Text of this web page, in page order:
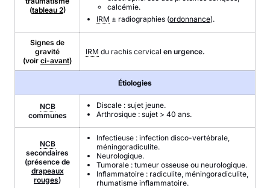
(tableau 2)
calcémie.
IRM ± radiographies (ordonnance).
Signes de
gravité
(voir ci-avant)
IRM du rachis cervical en urgence.
Étiologies
NCB
communes
Discale : sujet jeune.
Arthrosique : sujet > 40 ans.
NCB
secondaires
(présence de
drapeaux
rouges)
Infectieuse : infection disco-vertébrale,
méningoradiculite.
Neurologique.
Tumorale : tumeur osseuse ou neurologique.
Inflammatoire : radiculite, méningoradiculite,
rhumatisme inflammatoire.